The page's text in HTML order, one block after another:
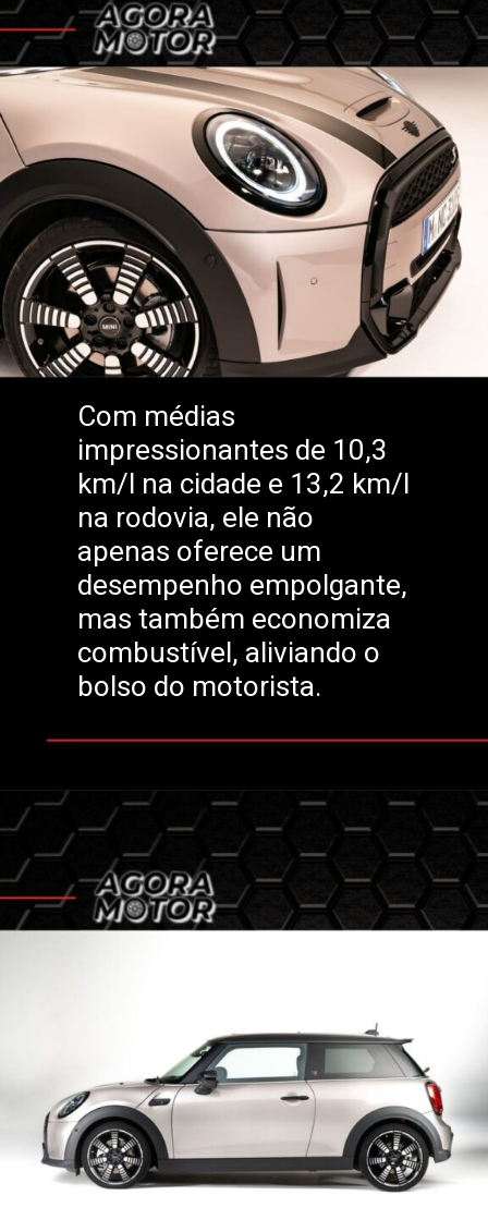
Com médias
impressionantes de 10,3
km/l na cidade e 13,2 km/l
na rodovia, ele não
apenas oferece um
desempenho empolgante,
mas também economiza
combustível, aliviando o
bolso do motorista.